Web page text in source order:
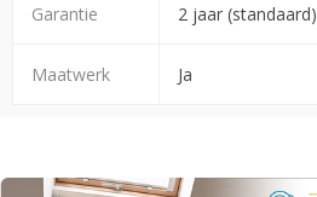
Garantie 2 jaar (standaard)
Maatwerk Ja